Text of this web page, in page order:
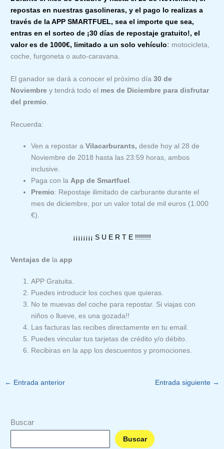
repostas en nuestras gasolineras, y el pago lo realizas a
través de la APP SMARTFUEL, sea el importe que sea,
entras en el sorteo de ¡30 días de repostaje gratuito!, el
valor es de 1000€, limitado a un solo vehículo: motocicleta,
coche, furgoneta o auto-caravana.
El ganador se dará a conocer el próximo día30 de
Noviembre y tendrá todo el mes de Diciembre para disfrutar
del premio.
Recuerda:
Ven a repostar aVilacarburants, desde hoy al 28 de
Noviembre de 2018 hasta las 23:59 horas, ambos
inclusive.
Paga con laApp de Smartfuel .
Premio: Repostaje ilimitado de carburante durante el
mes de diciembre, por un valor total de mil euros (1.000
€).
¡¡¡¡¡¡¡¡ S U E R T E !!!!!!!!
Ventajas de la app
APP Gratuita.
Puedes introducir los coches que quieras.
No te muevas del coche para repostar. Si viajas con
niños o llueve, es una gozada!!
Las facturas las recibes directamente en tu email.
Puedes vincular tus tarjetas de crédito y/o débito.
Recibiras en la app los descuentos y promociones.
← Entrada anterior Entrada siguiente →
Buscar
Buscar